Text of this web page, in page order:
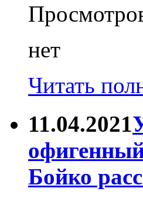
нет
Читать
11.04.2021
Бойко